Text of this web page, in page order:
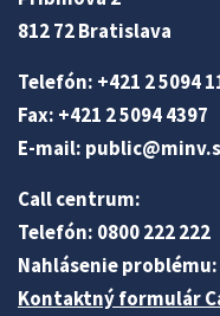
812 72 Bratislava
Telefón: +421 2 5094
Fax: +421 2 5094 4397
E-mail: public@minv
Call centrum:
Telefón: 0800 222 222
Nahlásenie problému:
Kontaktný formulár